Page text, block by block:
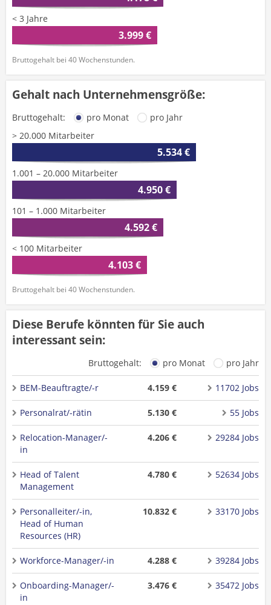
< 3 Jahre
3.999 €
Bruttogehalt bei 40 Wochenstunden.
Gehalt nach Unternehmensgröße:
Bruttogehalt: pro Monat
pro Jahr
> 20.000 Mitarbeiter
5.534 €
1.001 – 20.000 Mitarbeiter
4.950 €
101 – 1.000 Mitarbeiter
4.592 €
< 100 Mitarbeiter
4.103 €
Bruttogehalt bei 40 Wochenstunden.
Diese Berufe könnten für Sie auch
interessant sein:
Bruttogehalt: pro Monat pro Jahr
BEM-Beauftragte/-r 4.159 € 11702 Jobs
Personalrat/-rätin 5.130 € 55 Jobs
Relocation-Manager/-
in
4.206 € 29284 Jobs
Head of Talent
Management
4.780 € 52634 Jobs
Personalleiter/-in,
Head of Human
Resources (HR)
10.832 € 33170 Jobs
Workforce-Manager/-in 4.288 € 39284 Jobs
Onboarding-Manager/-
in
3.476 € 35472 Jobs